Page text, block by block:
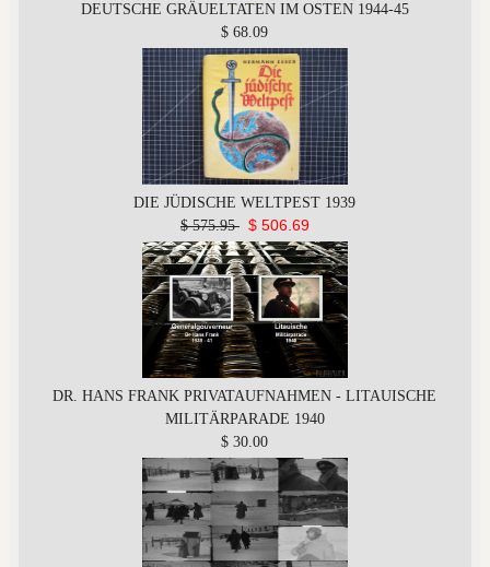
DEUTSCHE GRÄUELTATEN IM OSTEN 1944-45
$ 68.09
DIE JÜDISCHE WELTPEST 1939
$ 575.95 $ 506.69
DR. HANS FRANK PRIVATAUFNAHMEN - LITAUISCHE
MILITÄRPARADE 1940
$ 30.00